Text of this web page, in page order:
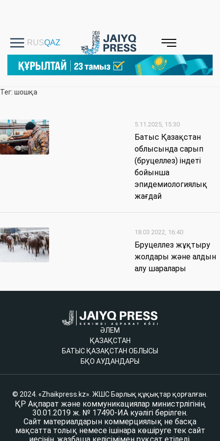
Тег: шошқа
5.11.2025, 15:30
Батыс Қазақстан
облысында сарып
(бруцеллез) індеті
бойынша
эпидемиологиялық
жағдай
18.03.2022, 16:40
Бруцеллез жұқтыру
жолдары және алдын
алу шаралары
ӘЛЕМ
ҚАЗАҚСТАН
БАТЫС ҚАЗАҚСТАН ОБЛЫСЫ
БҚО АУДАНДАРЫ
© 2024. «Zhaikpress.kz». ЖШС Барлық құқықтар қорғалған.
ҚР Ақпарат және коммуникациялар министрлігінің
30.01.2019 ж. № 17490-ИА куәлігі берілген.
Сайт материалдарын коммерциялық не басқа
мақсатта толық немесе ішінара көшіруге тек сайт